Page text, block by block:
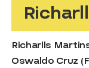
Richarlls
Oswaldo Cruz